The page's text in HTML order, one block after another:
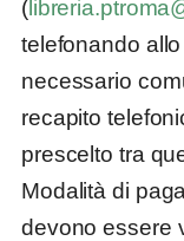
(
telefonando
necessario
recapito
prescelto tra
Modalità di
devono essere